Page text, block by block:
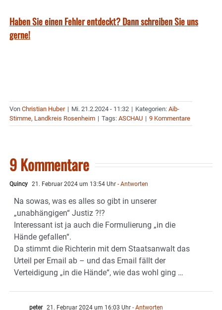
Haben Sie einen Fehler entdeckt? Dann schreiben Sie uns
gerne!
Von Christian Huber | Mi. 21.2.2024 - 11:32 | Kategorien: Aib-
Stimme, Landkreis Rosenheim | Tags: ASCHAU | 9 Kommentare
9 Kommentare
Quincy 21. Februar 2024 um 13:54 Uhr - Antworten
Na sowas, was es alles so gibt in unserer
„unabhängigen“ Justiz ?!?
Interessant ist ja auch die Formulierung „in die
Hände gefallen“.
Da stimmt die Richterin mit dem Staatsanwalt das
Urteil per Email ab – und das Email fällt der
Verteidigung „in die Hände“, wie das wohl ging …
peter 21. Februar 2024 um 16:03 Uhr - Antworten